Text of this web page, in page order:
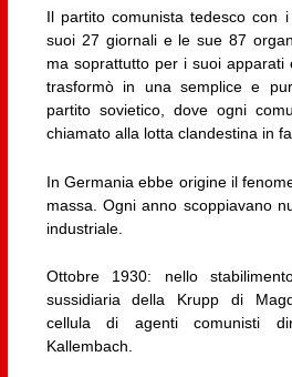
Il partito comunista tedesco con
suoi 27 giornali e le sue 87
ma soprattutto per i suoi apparati
trasformò in una semplice e
partito sovietico, dove ogni
chiamato alla lotta clandestina in
In Germania ebbe origine il
massa. Ogni anno scoppiavano
industriale.
Ottobre 1930: nello
sussidiaria della Krupp di
cellula di agenti comunisti
Kallembach.